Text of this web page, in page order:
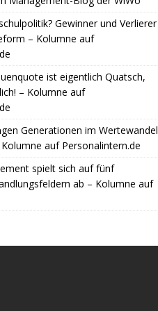
Gewinner und Verlierer
– Kolumne auf
ist eigentlich Quatsch,
– Kolumne auf
Generationen im Wertewandel
auf Personalintern.de
spielt sich auf fünf
ab – Kolumne auf